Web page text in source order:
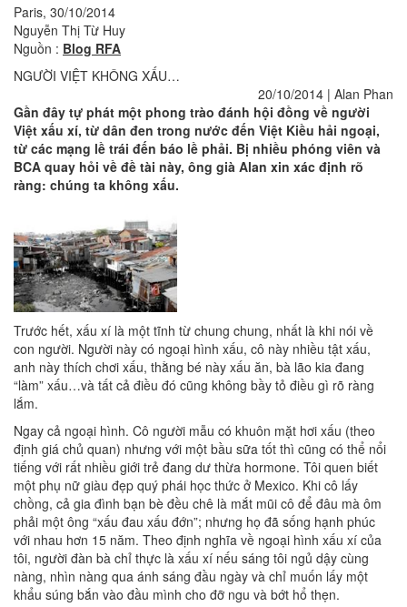
Paris, 30/10/2014
Nguyễn Thị Từ Huy
Nguồn : Blog RFA
NGƯỜI VIỆT KHÔNG XẤU…
20/10/2014 | Alan Phan
Gần đây tự phát một phong trào đánh hội đồng về người
Việt xấu xí, từ dân đen trong nước đến Việt Kiều hải ngoại,
từ các mạng lề trái đến báo lề phải. Bị nhiều phóng viên và
BCA quay hỏi về đề tài này, ông già Alan xin xác định rõ
ràng: chúng ta không xấu.
Trước hết, xấu xí là một tĩnh từ chung chung, nhất là khi nói về
con người. Người này có ngoại hình xấu, cô này nhiều tật xấu,
anh này thích chơi xấu, thằng bé này xấu ăn, bà lão kia đang
“làm” xấu…và tất cả điều đó cũng không bầy tỏ điều gì rõ ràng
lắm.
Ngay cả ngoại hình. Cô người mẫu có khuôn mặt hơi xấu (theo
định giá chủ quan) nhưng với một bầu sữa tốt thì cũng có thể nổi
tiếng với rất nhiều giới trẻ đang dư thừa hormone. Tôi quen biết
một phụ nữ giàu đẹp quý phái học thức ở Mexico. Khi cô lấy
chồng, cả gia đình bạn bè đều chê là mắt mũi cô để đâu mà ôm
phải một ông “xấu đau xấu đớn”; nhưng họ đã sống hạnh phúc
với nhau hơn 15 năm. Theo định nghĩa về ngoại hình xấu xí của
tôi, người đàn bà chỉ thực là xấu xí nếu sáng tôi ngủ dậy cùng
nàng, nhìn nàng qua ánh sáng đầu ngày và chỉ muốn lấy một
khẩu súng bắn vào đầu mình cho đỡ ngu và bớt hổ thẹn.